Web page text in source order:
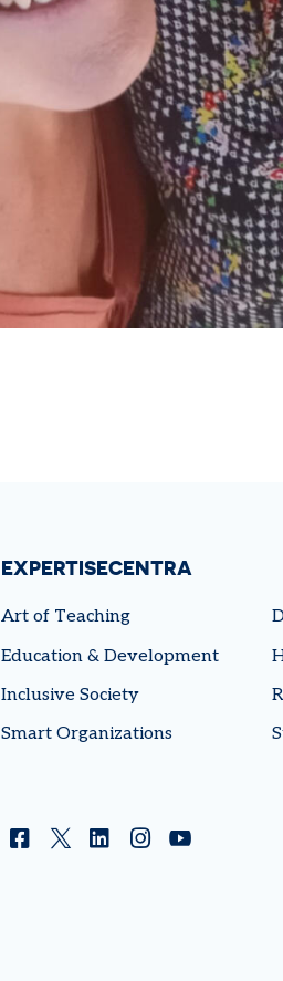
EXPERTISECENTRA
Art of Teaching
Education & Development
Inclusive Society
Smart Organizations